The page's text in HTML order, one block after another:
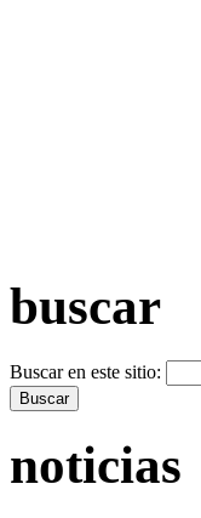
buscar
Buscar en este sitio:
noticias